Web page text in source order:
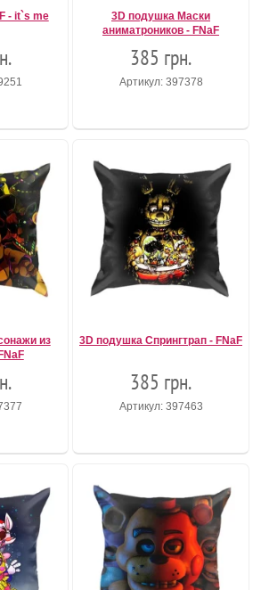
- it`s me
3D подушка Маски
аниматроников - FNaF
385 грн.
Артикул: 397378
из
3D подушка Спрингтрап - FNaF
385 грн.
Артикул: 397463